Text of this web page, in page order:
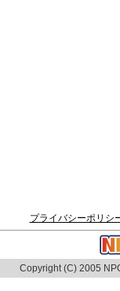
プライバシーポリシ
Copyright (C) 2005